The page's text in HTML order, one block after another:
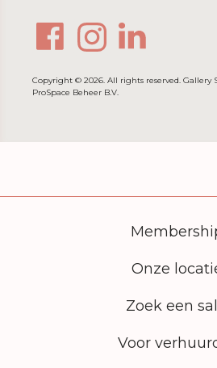
Copyright © 2026. All rights reserved. Gallery
ProSpace Beheer B.V.
Onze
Zoek een
Voor